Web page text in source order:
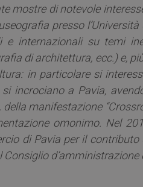
mostre di notevole
presso
e internazionali su temi
di architettura, ecc.) e,
in particolare si
incrociano a Pavia,
della manifestazione
omonimo. Nel
di Pavia per il
Consiglio